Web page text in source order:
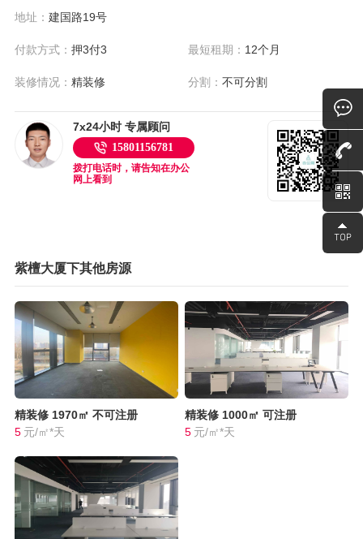
地址： 建国路19号
付款方式： 押3付3 最短租期： 12个月
装修情况： 精装修 分割：不可分割
7x24小时 专属顾问
15801156781
拨打电话时，请告知在办公
网上看到
紫檀大厦下其他房源
精装修 1970㎡ 不可注册
5 元/㎡*天
精装修 1000㎡ 可注册
5 元/㎡*天